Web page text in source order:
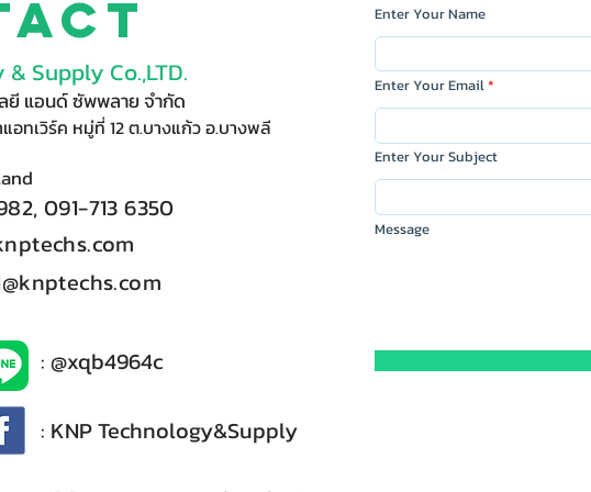
Supply Co.,LTD.
ลยี แอนด์ ซัพพลาย จำกัด
ทเวิร์ค หมู่ที่ 12 ต.บางแก้ว อ.บางพลี
and
2, 091-713 6350
Enter Your Name
Enter Your Email
Enter Your Subject
Message
: KNP Technology&Supply
: @xqb4964c